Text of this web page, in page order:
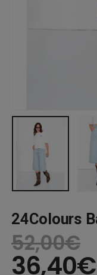
24Colours
52,00€
36,40€